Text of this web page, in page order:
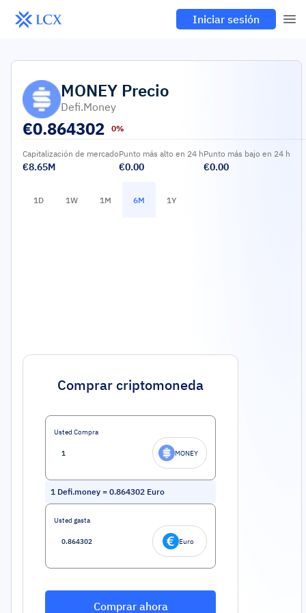
Iniciar sesión
MONEY Precio
Defi.money
€0.864302 0%
Capitalización de mercado
€8.65M
Punto más alto en 24 h
€0.00
Punto más bajo en 24 h
€0.00
1D 1W 1M 6M 1Y
Comprar criptomoneda
Usted Compra
MONEY
1 Defi.money = 0.864302 Euro
Usted gasta
Euro
Comprar ahora